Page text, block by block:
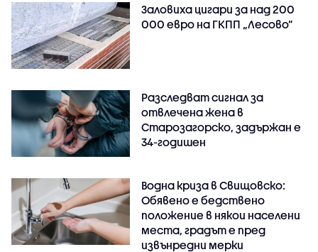
Заловиха цигари за над 200
000 евро на ГКПП „Лесово”
Разследват сигнал за
отвлечена жена в
Старозагорско, задържан е
34-годишен
Водна криза в Свищовско:
Обявено е бедствено
положение в някои населени
места, градът е пред
извънредни мерки